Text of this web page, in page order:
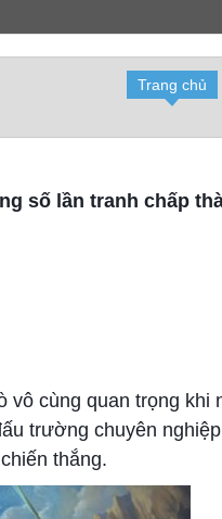
Trang chủ
số lần tranh chấp
vô cùng quan trọng khi
trường chuyên
thắng.